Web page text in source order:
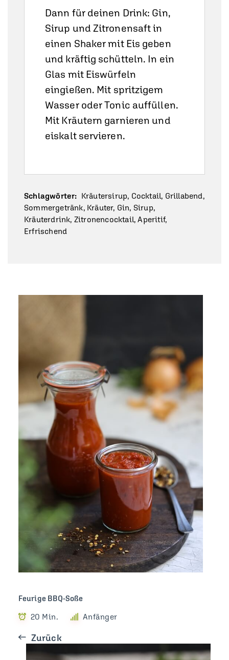
Dann für deinen Drink: Gin,
Sirup und Zitronensaft in
einen Shaker mit Eis geben
und kräftig schütteln. In ein
Glas mit Eiswürfeln
eingießen. Mit spritzigem
Wasser oder Tonic auffüllen.
Mit Kräutern garnieren und
eiskalt servieren.
Schlagwörter: Kräutersirup, Cocktail, Grillabend,
Sommergetränk, Kräuter, Gin, Sirup,
Kräuterdrink, Zitronencocktail, Aperitif,
Erfrischend
Feurige BBQ-Soße
20 Min. Anfänger
Zurück